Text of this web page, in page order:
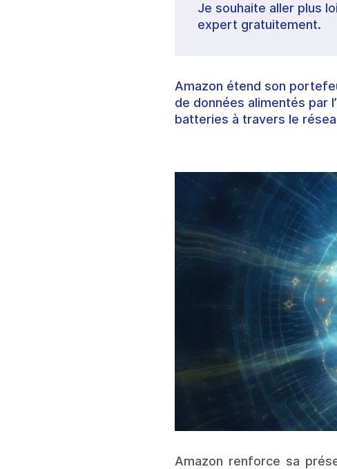
Je souhaite aller plus
expert gratuitement.
Amazon étend son
de données alimentés par
batteries à travers le
Amazon renforce sa